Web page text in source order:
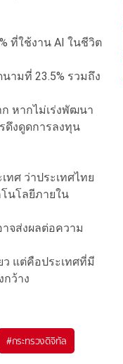
ที่ใช้งาน AI ในชีวิต
ามที่ 23.5% รวมถึง
ก หากไม่เร่งพัฒนา
ดึงดูดการลงทุน
ทศ ว่าประเทศไทย
นโลยีภายใน
จส่งผลต่อความ
ว แต่คือประเทศที่มี
กว้าง
#กระทรวงดิจิทัล